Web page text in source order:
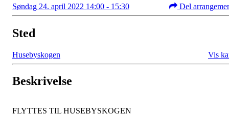
Søndag 24. april 2022 14:00 - 15:30 Del
Sted
Husebyskogen Vis
Beskrivelse
FLYTTES TIL HUSEBYSKOGEN